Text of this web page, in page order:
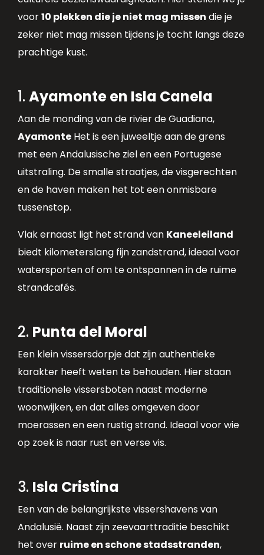
voor10 plekken die je niet mag missen die je
zeker niet mag missen tijdens je tocht langs deze
prachtige kust.
1. Ayamonte en Isla Canela
Aan de monding van de rivier de Guadiana,
Ayamonte Het is een juweeltje aan de grens
met een Andalusische ziel en een Portugese
uitstraling. De smalle straatjes, de visgerechten
en de haven maken het tot een onmisbare
tussenstop.
Vlak ernaast ligt het strand van Kaneeleiland
biedt kilometerslang fijn zandstrand, ideaal voor
watersporten of om te ontspannen in de ruime
strandcafés.
2. Punta del Moral
Een klein vissersdorpje dat zijn authentieke
karakter heeft weten te behouden. Hier staan
traditionele vissersboten naast moderne
woonwijken, en dat alles omgeven door
moerassen en een rustig strand. Ideaal voor wie
op zoek is naar rust en verse vis.
3. Isla Cristina
Een van de belangrijkste vissershavens van
Andalusië. Naast zijn zeevaarttraditie beschikt
het over ruime en schone stadsstranden,